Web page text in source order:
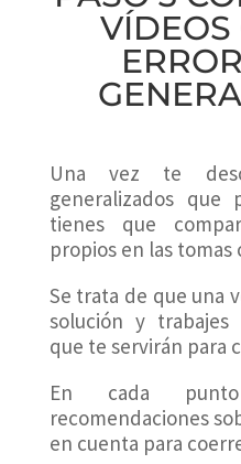
VÍDEOS
Una vez te
generalizados que
tienes que
propios en las
Se trata de que una
solución y trabajes
que te servirán para
En cada
recomendaciones
en cuenta para